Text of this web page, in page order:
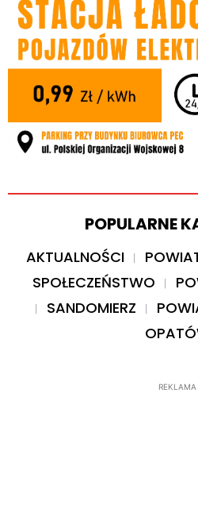
POPULARNE
AKTUALNOŚCI
SPOŁECZEŃSTWO
SANDOMIERZ
REKLAMA